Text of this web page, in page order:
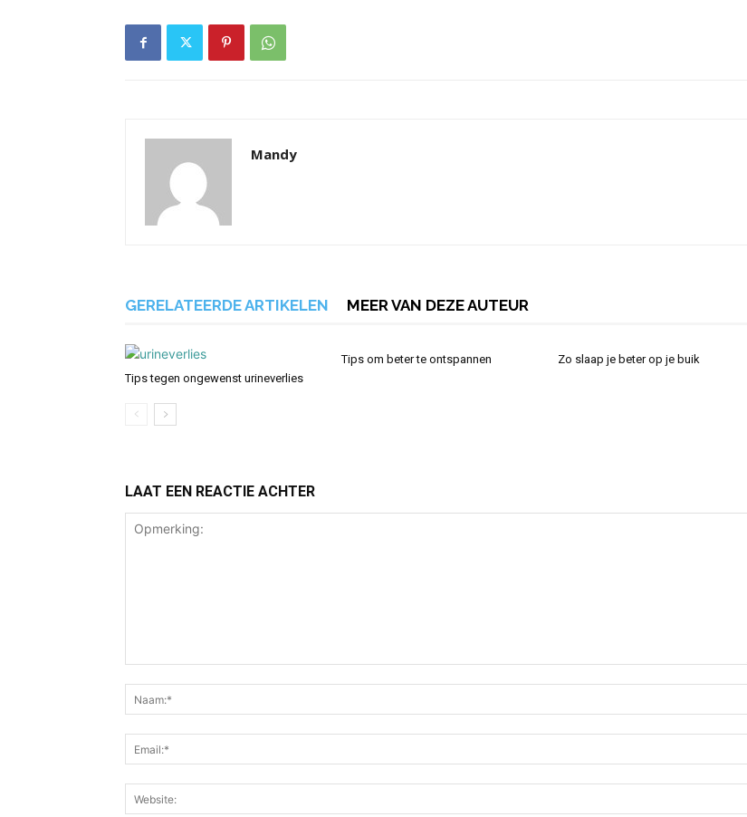
Mandy
GERELATEERDE ARTIKELEN MEER VAN DEZE AUTEUR
Tips tegen ongewenst urineverlies
Tips om beter te ontspannen Zo slaap je beter op je buik
LAAT EEN REACTIE ACHTER